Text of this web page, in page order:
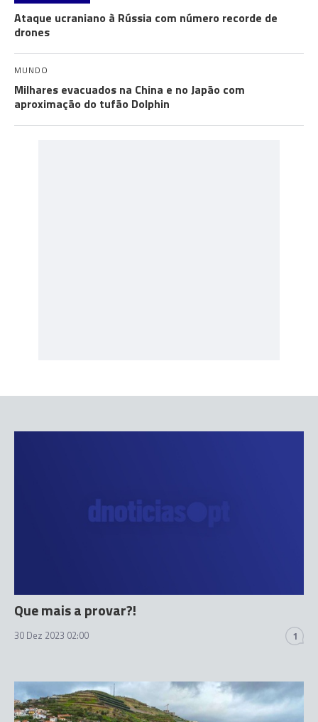
Ataque ucraniano à Rússia com número recorde de
drones
MUNDO
Milhares evacuados na China e no Japão com
aproximação do tufão Dolphin
Que mais a provar?!
30 Dez 2023 02:00 1